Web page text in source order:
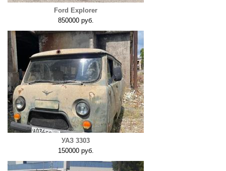
Ford Explorer
850000 руб.
УАЗ 3303
150000 руб.